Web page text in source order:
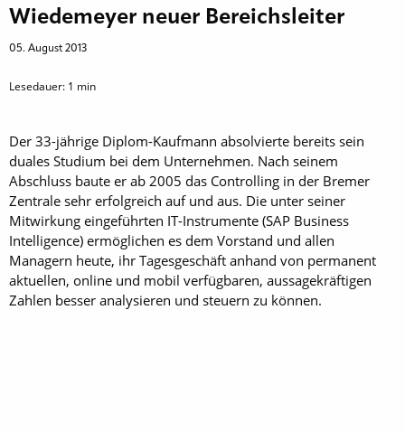
Wiedemeyer neuer Bereichsleiter
05. August 2013
Lesedauer: 1 min
Der 33-jährige Diplom-Kaufmann absolvierte bereits sein
duales Studium bei dem Unternehmen. Nach seinem
Abschluss baute er ab 2005 das Controlling in der Bremer
Zentrale sehr erfolgreich auf und aus. Die unter seiner
Mitwirkung eingeführten IT-Instrumente (SAP Business
Intelligence) ermöglichen es dem Vorstand und allen
Managern heute, ihr Tagesgeschäft anhand von permanent
aktuellen, online und mobil verfügbaren, aussagekräftigen
Zahlen besser analysieren und steuern zu können.